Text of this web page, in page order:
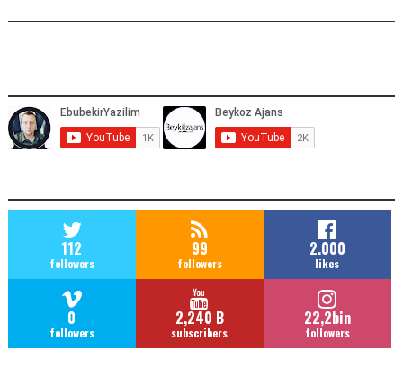
112
followers
99
followers
2.000
likes
0
followers
2,240 B
subscribers
22,2bin
followers